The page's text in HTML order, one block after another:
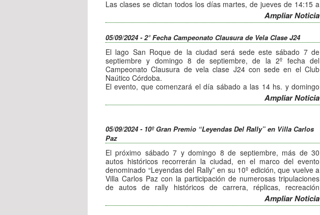
Las clases se dictan todos los días martes, de jueves de 14:15 a
15:15 hs., con el objetivo de trabajar la flexibilidad y la
coordinación con distintos elementos como pelotas aros, sogas y
Ampliar Noticia
05/09/2024 - 2° Fecha Campeonato Clausura de Vela Clase J24
El lago San Roque de la ciudad será sede este sábado 7 de
septiembre y domingo 8 de septiembre, de la 2º fecha del
Campeonato Clausura de vela clase J24 con sede en el Club
Naútico Córdoba.
El evento, que comenzará el día sábado a las 14 hs. y domingo
desde las 11 hs., es organizado por el Club Náutico Córdoba y
contará con veleros de toda la provincia en un total de 10 regatas
tiempo entre los participantes y presentes.
La flota más importante y numerosa de Sudamérica se encuentra
confirmarán nuevas competencias para los próximos meses.
Ampliar Noticia
05/09/2024 - 10º Gran Premio “Leyendas Del Rally” en Villa Carlos
Paz
El próximo sábado 7 y domingo 8 de septiembre, más de 30
autos históricos recorrerán la ciudad, en el marco del evento
denominado “Leyendas del Rally” en su 10º edición, que vuelve a
Villa Carlos Paz con la participación de numerosas tripulaciones
de autos de rally históricos de carrera, réplicas, recreación
homenaje de versiones de homologación y modelos de interés
especial relacionados con el rally.
Ampliar Noticia